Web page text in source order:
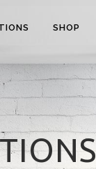
SHOP